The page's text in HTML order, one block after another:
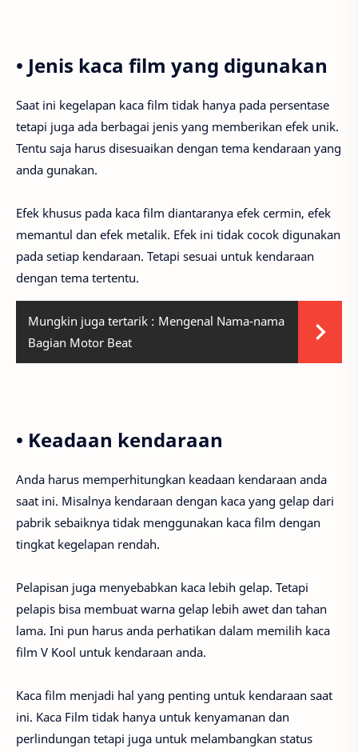
• Jenis kaca film yang digunakan
Saat ini kegelapan kaca film tidak hanya pada persentase
tetapi juga ada berbagai jenis yang memberikan efek unik.
Tentu saja harus disesuaikan dengan tema kendaraan yang
anda gunakan.
Efek khusus pada kaca film diantaranya efek cermin, efek
memantul dan efek metalik. Efek ini tidak cocok digunakan
pada setiap kendaraan. Tetapi sesuai untuk kendaraan
dengan tema tertentu.
Mungkin juga tertarik : Mengenal Nama-nama
Bagian Motor Beat
• Keadaan kendaraan
Anda harus memperhitungkan keadaan kendaraan anda
saat ini. Misalnya kendaraan dengan kaca yang gelap dari
pabrik sebaiknya tidak menggunakan kaca film dengan
tingkat kegelapan rendah.
Pelapisan juga menyebabkan kaca lebih gelap. Tetapi
pelapis bisa membuat warna gelap lebih awet dan tahan
lama. Ini pun harus anda perhatikan dalam memilih kaca
film V Kool untuk kendaraan anda.
Kaca film menjadi hal yang penting untuk kendaraan saat
ini. Kaca Film tidak hanya untuk kenyamanan dan
perlindungan tetapi juga untuk melambangkan status